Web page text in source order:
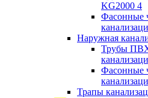
KG2000 4
Фасонные
Наружная
Трубы
Фасонные
Трапы